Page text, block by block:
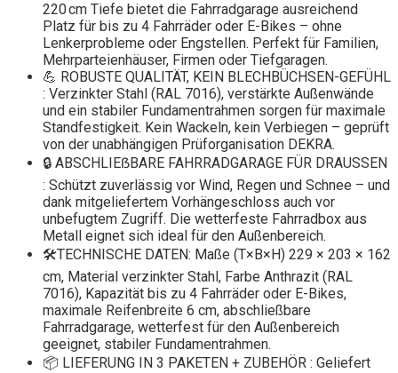
220 cm Tiefe bietet die Fahrradgarage ausreichend
Platz für bis zu 4 Fahrräder oder E-Bikes – ohne
Lenkerprobleme oder Engstellen. Perfekt für Familien,
Mehrparteienhäuser, Firmen oder Tiefgaragen.
💪 ROBUSTE QUALITÄT, KEIN BLECHBÜCHSEN-GEFÜHL
: Verzinkter Stahl (RAL 7016), verstärkte Außenwände
und ein stabiler Fundamentrahmen sorgen für maximale
Standfestigkeit. Kein Wackeln, kein Verbiegen – geprüft
von der unabhängigen Prüforganisation DEKRA.
🔒 ABSCHLIEẞBARE FAHRRADGARAGE FÜR DRAUSSEN
: Schützt zuverlässig vor Wind, Regen und Schnee – und
dank mitgeliefertem Vorhängeschloss auch vor
unbefugtem Zugriff. Die wetterfeste Fahrradbox aus
Metall eignet sich ideal für den Außenbereich.
🛠️TECHNISCHE DATEN: Maße (T×B×H) 229 × 203 × 162
cm, Material verzinkter Stahl, Farbe Anthrazit (RAL
7016), Kapazität bis zu 4 Fahrräder oder E-Bikes,
maximale Reifenbreite 6 cm, abschließbare
Fahrradgarage, wetterfest für den Außenbereich
geeignet, stabiler Fundamentrahmen.
📦 LIEFERUNG IN 3 PAKETEN + ZUBEHÖR : Geliefert